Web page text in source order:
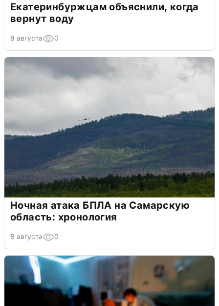
Екатеринбуржцам объяснили, когда
вернут воду
8 августа 0
Ночная атака БПЛА на Самарскую
область: хронология
8 августа 0